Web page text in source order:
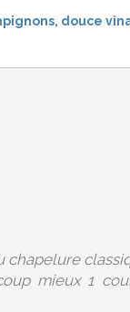
chapelure
mieux 1